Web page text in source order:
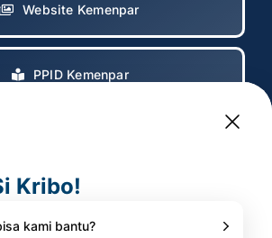
Website Kemenpar
PPID Kemenpar
© All rights reserved. • Badan